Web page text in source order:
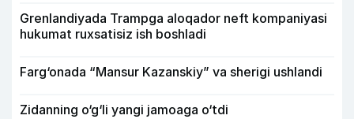
Grenlandiyada Trampga aloqador neft kompaniyasi
hukumat ruxsatisiz ish boshladi
Farg‘onada “Mansur Kazanskiy” va sherigi ushlandi
Zidanning o‘g‘li yangi jamoaga o‘tdi